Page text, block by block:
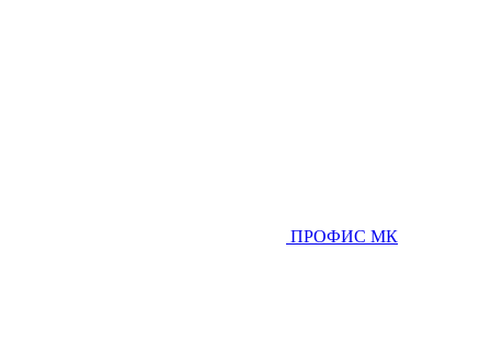
ПРОФИС МК